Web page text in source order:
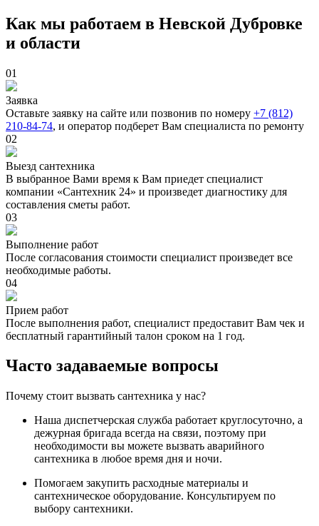
Как мы работаем в Невской Дубровке
и области
01
Заявка
Оставьте заявку на сайте или позвонив по номеру +7 (812)
210-84-74, и оператор подберет Вам специалиста по ремонту
02
Выезд сантехника
В выбранное Вами время к Вам приедет специалист
компании «Сантехник 24» и произведет диагностику для
составления сметы работ.
03
Выполнение работ
После согласования стоимости специалист произведет все
необходимые работы.
04
Прием работ
После выполнения работ, специалист предоставит Вам чек и
бесплатный гарантийный талон сроком на 1 год.
Часто задаваемые вопросы
Почему стоит вызвать сантехника у нас?
Наша диспетчерская служба работает круглосуточно, а
дежурная бригада всегда на связи, поэтому при
необходимости вы можете вызвать аварийного
сантехника в любое время дня и ночи.
Помогаем закупить расходные материалы и
сантехническое оборудование. Консультируем по
выбору сантехники.